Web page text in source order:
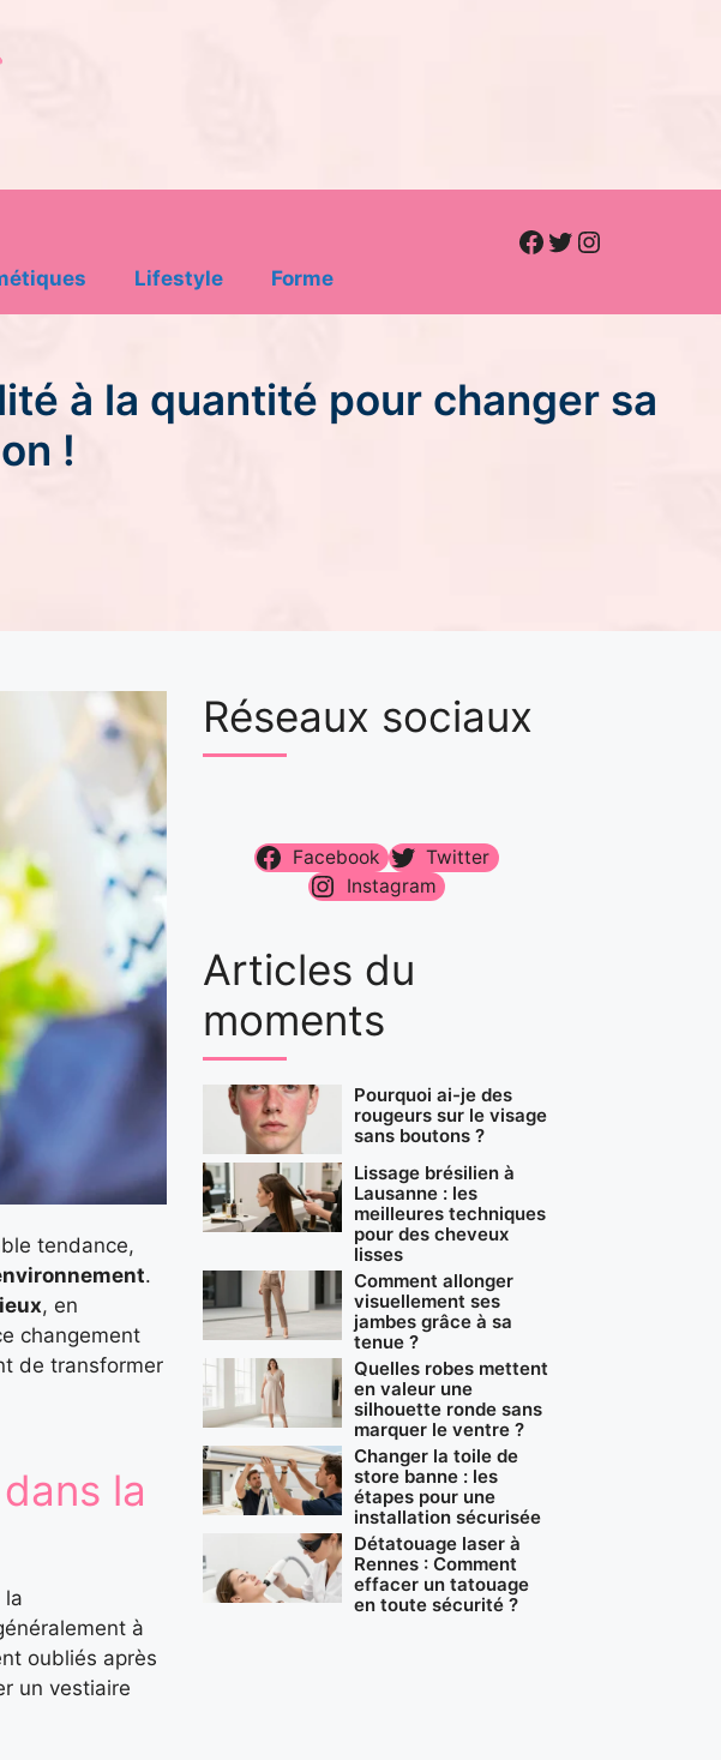
Lifestyle Forme
Facebook
Twitter
Instagram
à la quantité pour changer sa
!
tendance,
.
, en
changement
de transformer
la
la
à
oubliés après
un vestiaire
Réseaux sociaux
Facebook
Twitter
Instagram
Articles du
moments
Pourquoi ai-je des
rougeurs sur le visage
sans boutons ?
Lissage brésilien à
Lausanne : les
meilleures techniques
pour des cheveux
lisses
Comment allonger
visuellement ses
jambes grâce à sa
tenue ?
Quelles robes mettent
en valeur une
silhouette ronde sans
marquer le ventre ?
Changer la toile de
store banne : les
étapes pour une
installation sécurisée
Détatouage laser à
Rennes : Comment
effacer un tatouage
en toute sécurité ?